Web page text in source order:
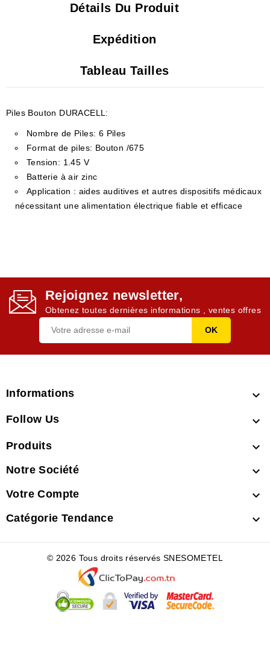
Détails Du Produit
Expédition
Tableau Tailles
Piles Bouton DURACELL:
Nombre de Piles: 6 Piles
Format de piles: Bouton /675
Tension: 1.45 V
Batterie à air zinc
Application : aides auditives et autres dispositifs médicaux
nécessitant une alimentation électrique fiable et efficace
Rejoignez newsletter,
Obtenez toutes dernières informations , ventes offres
Informations 
Follow Us 
Produits 
Notre Société 
Votre Compte 
Catégorie Tendance 
© 2026 Tous droits réservés SNESOMETEL